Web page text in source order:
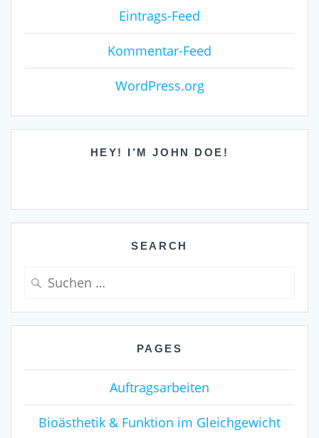
Eintrags-Feed
Kommentar-Feed
WordPress.org
HEY! I’M JOHN DOE!
SEARCH
PAGES
Auftragsarbeiten
Bioästhetik & Funktion im Gleichgewicht